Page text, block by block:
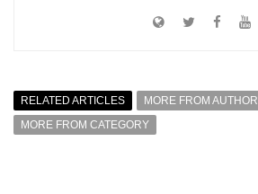
RELATED ARTICLES
MORE FROM AUTHOR
MORE FROM CATEGORY